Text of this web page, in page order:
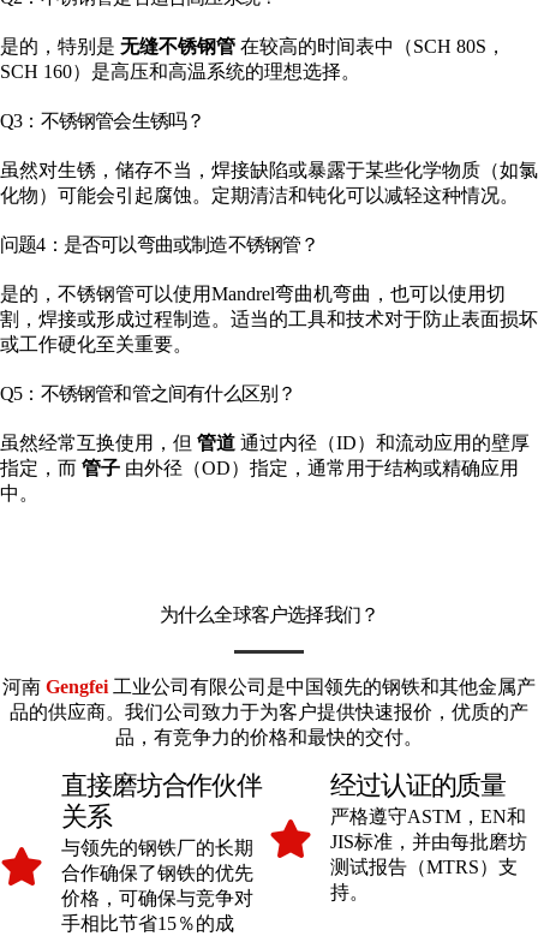
是的，特别是 无缝不锈钢管 在较高的时间表中（SCH 80S，
SCH 160）是高压和高温系统的理想选择。
Q3：不锈钢管会生锈吗？
虽然对生锈，储存不当，焊接缺陷或暴露于某些化学物质（如氯
化物）可能会引起腐蚀。定期清洁和钝化可以减轻这种情况。
问题4：是否可以弯曲或制造不锈钢管？
是的，不锈钢管可以使用Mandrel弯曲机弯曲，也可以使用切
割，焊接或形成过程制造。适当的工具和技术对于防止表面损坏
或工作硬化至关重要。
Q5：不锈钢管和管之间有什么区别？
虽然经常互换使用，但 管道 通过内径（ID）和流动应用的壁厚
指定，而 管子 由外径（OD）指定，通常用于结构或精确应用
中。
为什么全球客户选择我们？
河南 Gengfei 工业公司有限公司是中国领先的钢铁和其他金属产
品的供应商。我们公司致力于为客户提供快速报价，优质的产
品，有竞争力的价格和最快的交付。
直接磨坊合作伙伴
关系
与领先的钢铁厂的长期
合作确保了钢铁的优先
价格，可确保与竞争对
手相比节省15％的成
经过认证的质量
严格遵守ASTM，EN和
JIS标准，并由每批磨坊
测试报告（MTRS）支
持。